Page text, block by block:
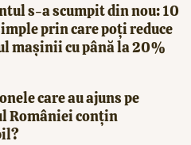
s-a scumpit din nou: 10
prin care poți reduce
mașinii cu până la 20%
care au ajuns pe
României conțin